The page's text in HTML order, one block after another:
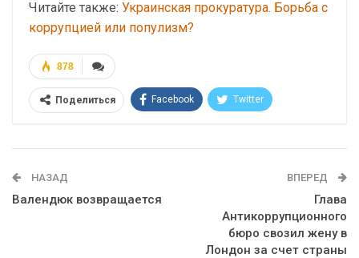
Читайте также: Украинская прокуратура. Борьба с
коррупцией или популизм?
878
Поделиться Facebook Twitter
НАЗАД
Валендюк возвращается
ВПЕРЕД
Глава
Антикоррупционного
бюро свозил жену в
Лондон за счет страны